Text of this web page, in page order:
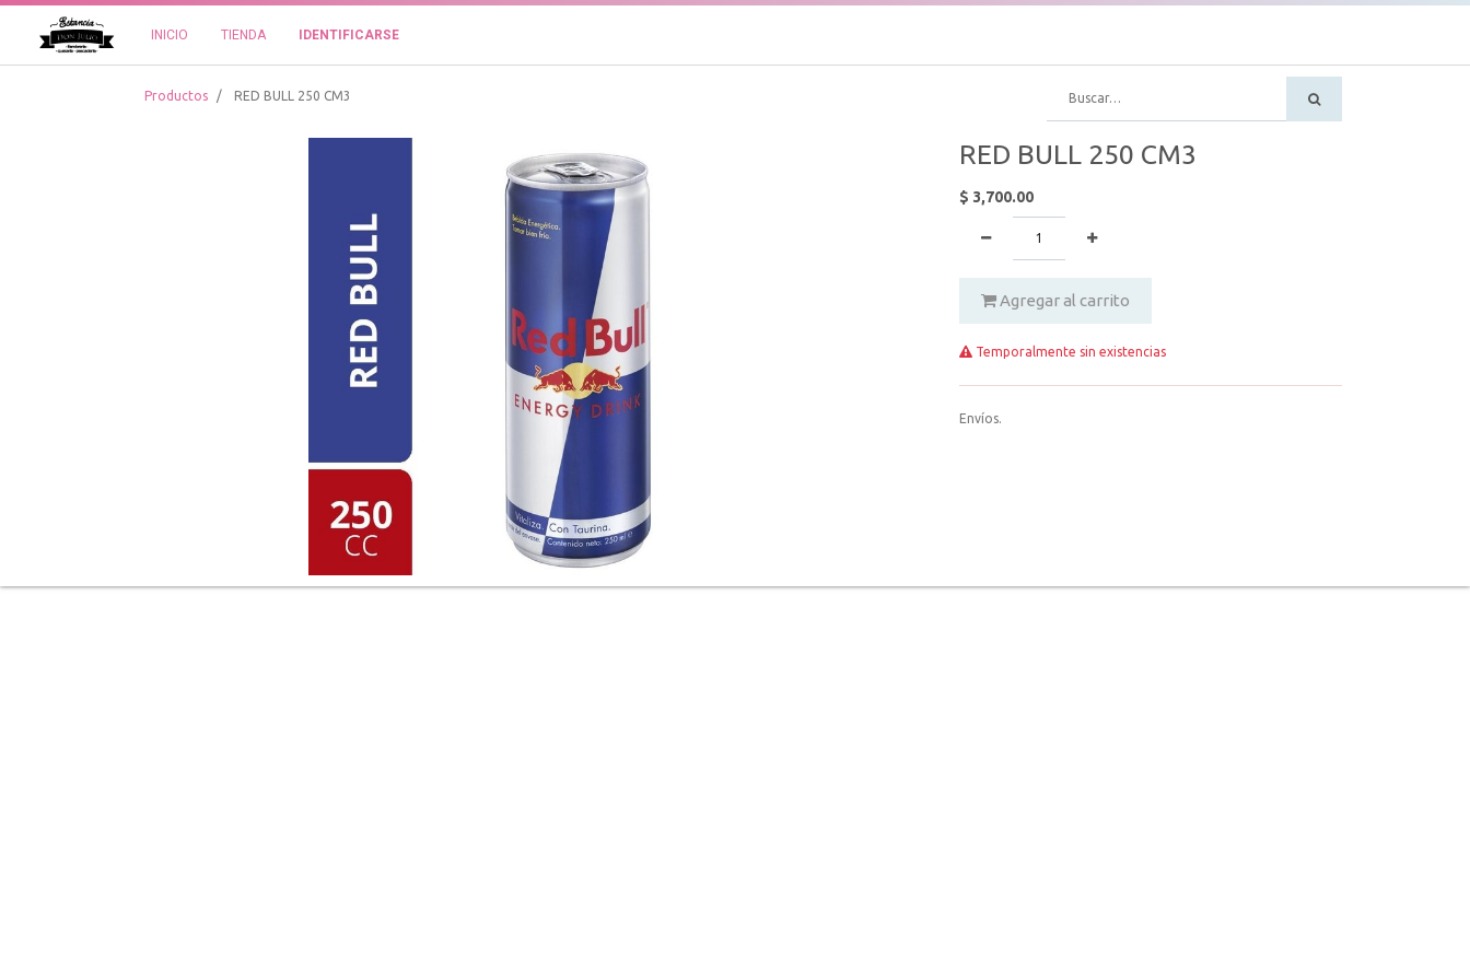
INICIO TIENDA IDENTIFICARSE
Productos RED BULL 250 CM3
RED BULL 250 CM3
$ 3,700.00
Agregar al carrito
Temporalmente sin existencias
Envíos.